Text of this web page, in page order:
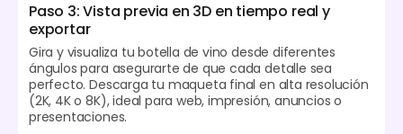
Paso 3: Vista previa en 3D en tiempo real y
exportar
Gira y visualiza tu botella de vino desde diferentes
ángulos para asegurarte de que cada detalle sea
perfecto. Descarga tu maqueta final en alta resolución
(2K, 4K o 8K), ideal para web, impresión, anuncios o
presentaciones.